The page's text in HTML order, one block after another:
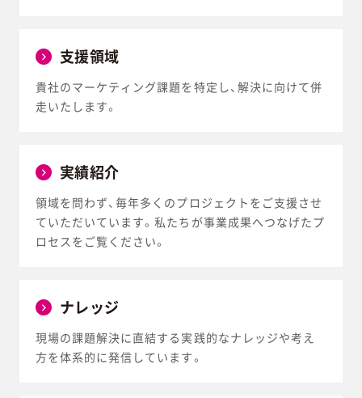
支援領域
貴社のマーケティング課題を特定し、解決に向けて併
走いたします。
実績紹介
領域を問わず、毎年多くのプロジェクトをご支援させ
ていただいています。私たちが事業成果へつなげたプ
ロセスをご覧ください。
ナレッジ
現場の課題解決に直結する実践的なナレッジや考え
方を体系的に発信しています。